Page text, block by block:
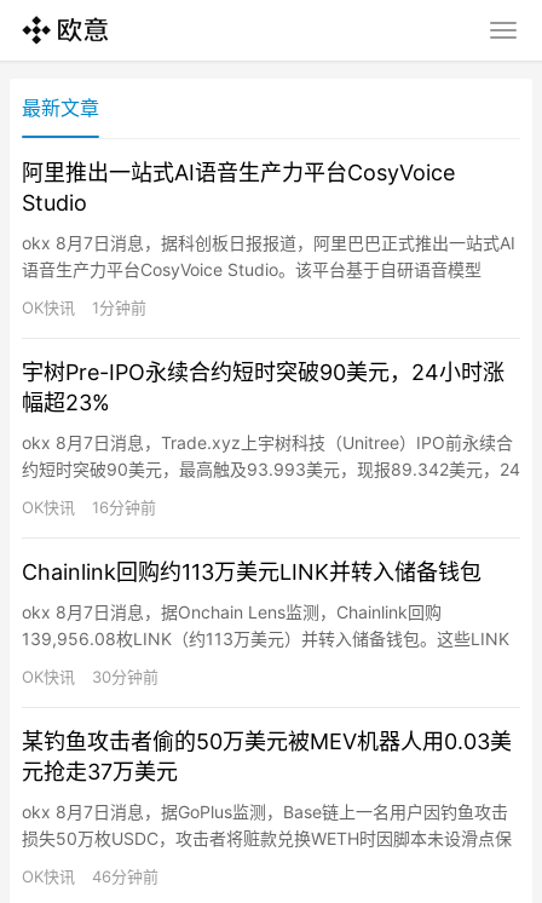
最新文章
阿里推出一站式AI语音生产力平台CosyVoice
Studio
okx 8月7日消息，据科创板日报报道，阿里巴巴正式推出一站式AI
语音生产力平台CosyVoice Studio。该平台基于自研语音模型
Qwen-Audio，包含语音记录CosyFlow、语音智能体CosyAgent和
音频内容创作工具CosyCreative等功能。
OK快讯 1分钟前
宇树Pre-IPO永续合约短时突破90美元，24小时涨
幅超23%
okx 8月7日消息，Trade.xyz上宇树科技（Unitree）IPO前永续合
约短时突破90美元，最高触及93.993美元，现报89.342美元，24
小时涨幅达23.4%。按照Trade.xyz定价500股价值30.5万元，预
估中签单签（一签500股）缴款约7.5万元，扣除认购缴款利润约
OK快讯 16分钟前
Chainlink回购约113万美元LINK并转入储备钱包
okx 8月7日消息，据Onchain Lens监测，Chainlink回购
139,956.08枚LINK（约113万美元）并转入储备钱包。这些LINK
通过Cowswap多笔兑换积累后归集。Chainlink储备钱包目前持有
535万枚LINK（约4390万美元），平均收购成本11.19美元。
OK快讯 30分钟前
某钓鱼攻击者偷的50万美元被MEV机器人用0.03美
元抢走37万美元
okx 8月7日消息，据GoPlus监测，Base链上一名用户因钓鱼攻击
损失50万枚USDC，攻击者将赃款兑换WETH时因脚本未设滑点保
护，路由至几乎无流动性的Uniswap V4 WETH/USDC池，导致50
万USDC仅兑换到67.9枚ETH（价值12.9万美元），其中37万美元
OK快讯 46分钟前